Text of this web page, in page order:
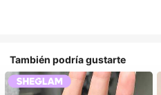
También podría gustarte